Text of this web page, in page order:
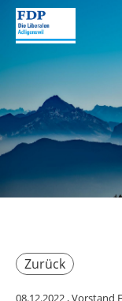
Zurück
08.12.2022, Vorstand